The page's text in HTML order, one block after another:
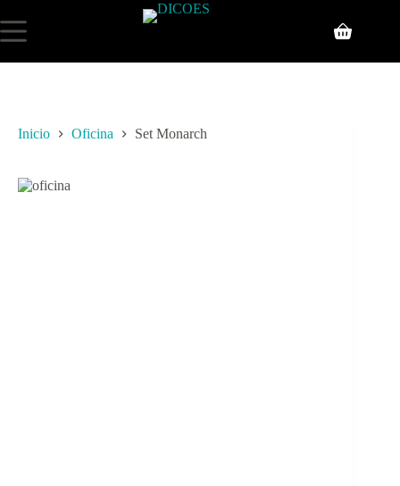
Inicio Oficina Set Monarch